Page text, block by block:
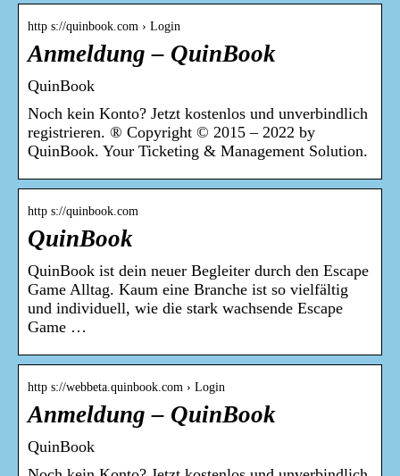
http s://quinbook.com › Login
Anmeldung – QuinBook
QuinBook
Noch kein Konto? Jetzt kostenlos und unverbindlich
registrieren. ® Copyright © 2015 – 2022 by
QuinBook. Your Ticketing & Management Solution.
http s://quinbook.com
QuinBook
QuinBook ist dein neuer Begleiter durch den Escape
Game Alltag. Kaum eine Branche ist so vielfältig
und individuell, wie die stark wachsende Escape
Game …
http s://webbeta.quinbook.com › Login
Anmeldung – QuinBook
QuinBook